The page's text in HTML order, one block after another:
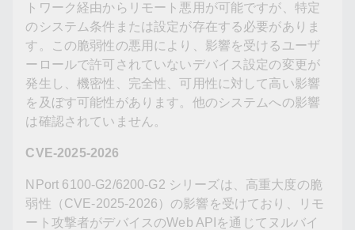
トワーク経由からリモート悪用が可能ですが、特定
のシステム条件または設定が存在する必要がありま
す。この脆弱性の悪用により、影響を受けるユーザ
ーロールで許可されていないデバイス設定の変更が
発生し、機密性、完全性、可用性に対して高い影響
を及ぼす可能性があります。他のシステムへの影響
は確認されていません。
CVE-2025-2026
NPort 6100-G2/6200-G2 シリーズは、高重大度の脆
弱性（CVE-2025-2026）の影響を受けており、リモ
ート攻撃者がデバイスのWeb APIを通じてヌルバイ